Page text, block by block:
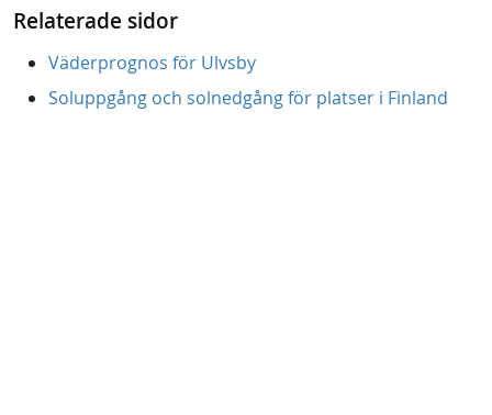
Relaterade sidor
Väderprognos för Ulvsby
Soluppgång och solnedgång för platser i Finland